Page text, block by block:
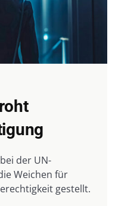
der UN-
Weichen für
gestellt.